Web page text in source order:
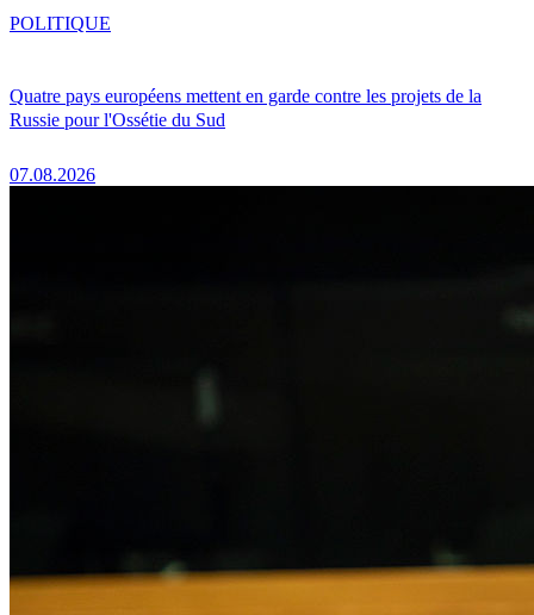
Quatre pays européens mettent en garde contre les projets de la
Russie pour l'Ossétie du Sud
07.08.2026
POLITIQUE